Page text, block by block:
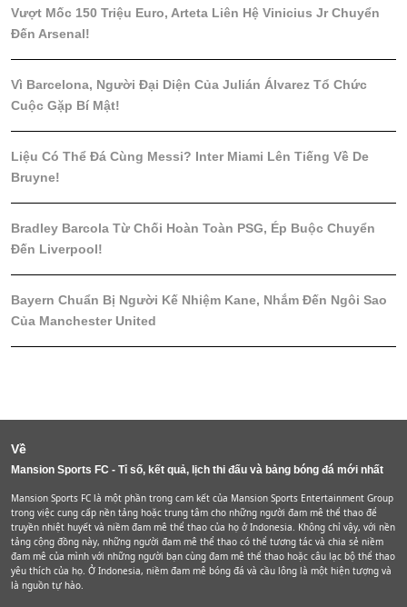
Vượt Mốc 150 Triệu Euro, Arteta Liên Hệ Vinicius Jr Chuyển
Đến Arsenal!
Vì Barcelona, Người Đại Diện Của Julián Álvarez Tổ Chức
Cuộc Gặp Bí Mật!
Liệu Có Thể Đá Cùng Messi? Inter Miami Lên Tiếng Về De
Bruyne!
Bradley Barcola Từ Chối Hoàn Toàn PSG, Ép Buộc Chuyển
Đến Liverpool!
Bayern Chuẩn Bị Người Kế Nhiệm Kane, Nhắm Đến Ngôi Sao
Của Manchester United
Về
Mansion Sports FC - Tỉ số, kết quả, lịch thi đấu và bảng bóng đá mới nhất
Mansion Sports FC là một phần trong cam kết của Mansion Sports Entertainment Group
trong việc cung cấp nền tảng hoặc trung tâm cho những người đam mê thể thao để
truyền nhiệt huyết và niềm đam mê thể thao của họ ở Indonesia. Không chỉ vậy, với nền
tảng cộng đồng này, những người đam mê thể thao có thể tương tác và chia sẻ niềm
đam mê của mình với những người bạn cùng đam mê thể thao hoặc câu lạc bộ thể thao
yêu thích của họ. Ở Indonesia, niềm đam mê bóng đá và cầu lông là một hiện tượng và
là nguồn tự hào.